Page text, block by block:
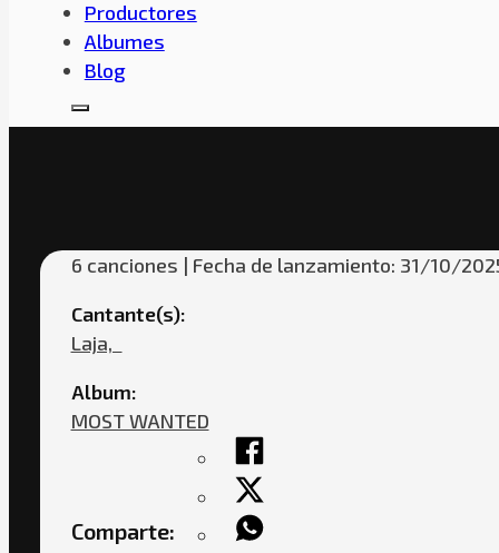
Productores
Albumes
Blog
6 canciones | Fecha de lanzamiento: 31/10/
Cantante(s):
Laja,ㅤㅤ
Album:
MOST WANTED
Comparte: